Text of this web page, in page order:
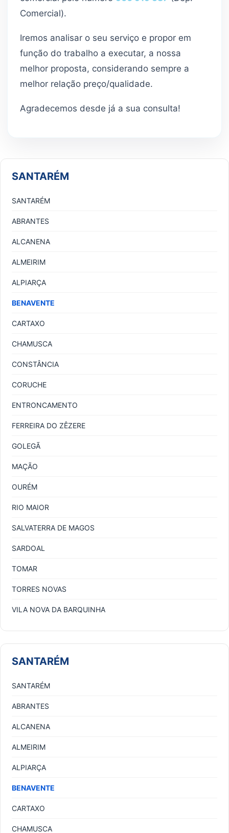
Comercial).
Iremos analisar o seu serviço e propor em
função do trabalho a executar, a nossa
melhor proposta, considerando sempre a
melhor relação preço/qualidade.
Agradecemos desde já a sua consulta!
SANTARÉM
SANTARÉM
ABRANTES
ALCANENA
ALMEIRIM
ALPIARÇA
BENAVENTE
CARTAXO
CHAMUSCA
CONSTÂNCIA
CORUCHE
ENTRONCAMENTO
FERREIRA DO ZÊZERE
GOLEGÃ
MAÇÃO
OURÉM
RIO MAIOR
SALVATERRA DE MAGOS
SARDOAL
TOMAR
TORRES NOVAS
VILA NOVA DA BARQUINHA
SANTARÉM
SANTARÉM
ABRANTES
ALCANENA
ALMEIRIM
ALPIARÇA
BENAVENTE
CARTAXO
CHAMUSCA